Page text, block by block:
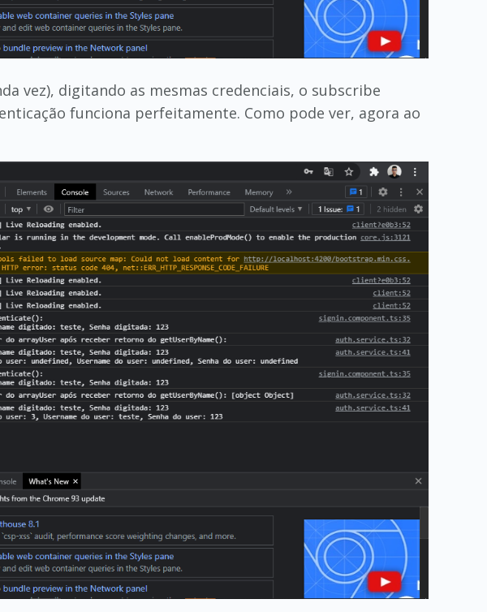
vez), digitando as mesmas credenciais, o subscribe
funciona perfeitamente. Como pode ver, agora ao